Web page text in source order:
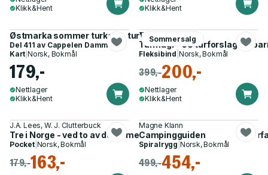
Klikk&Hent
Klikk&Hent
Østmarka sommer turkart - turkart - sommer
Del 411 av Cappelen Damm kart
Kart |Norsk, Bokmål
179,-
Nettlager
Klikk&Hent
Sommersalg
Terje Karlung
Turmagi - 68 turforslag for
Fleksibind Norsk, Bokmål
399,-200,-
Nettlager
Klikk&Hent
J.A. Lees, W. J. Clutterbuck
Tre i Norge - ved to av dem : med 59 trestikk gravert etter
Pocket| Norsk, Bokmål
179,-163,-
Magne Klann
Campingguiden
Spiralrygg Norsk, Bokmål
499,-454,-